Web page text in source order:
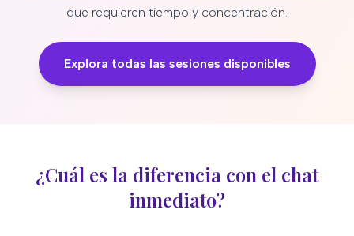
que requieren tiempo y concentración.
Explora todas las sesiones disponibles
¿Cuál es la diferencia con el chat
inmediato?